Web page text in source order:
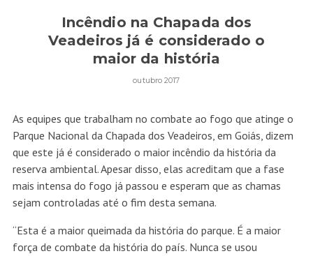
Incêndio na Chapada dos
Veadeiros já é considerado o
maior da história
outubro 2017
As equipes que trabalham no combate ao fogo que atinge o
Parque Nacional da Chapada dos Veadeiros, em Goiás, dizem
que este já é considerado o maior incêndio da história da
reserva ambiental. Apesar disso, elas acreditam que a fase
mais intensa do fogo já passou e esperam que as chamas
sejam controladas até o fim desta semana.
“Esta é a maior queimada da história do parque. É a maior
força de combate da história do país. Nunca se usou